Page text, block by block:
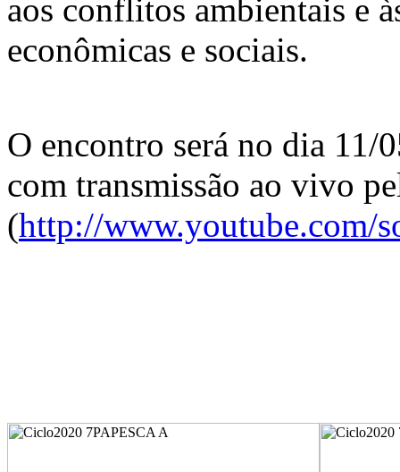
aos conflitos ambientais e
econômicas e sociais.
O encontro será no dia 11/
com transmissão ao vivo
(http://www.youtube.com/